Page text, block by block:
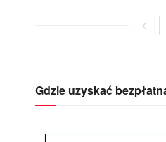
Gdzie uzyskać